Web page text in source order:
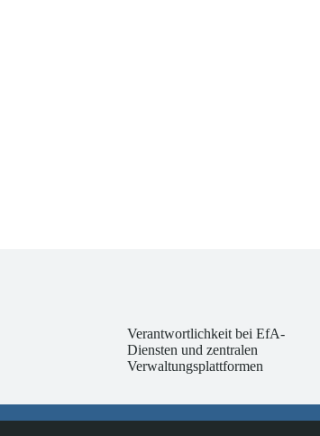
Verantwortlichkeit bei EfA-
Diensten und zentralen
Verwaltungsplattformen